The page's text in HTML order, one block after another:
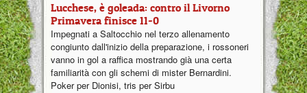
Lucchese, è goleada: contro il Livorno
Primavera finisce 11-0
Impegnati a Saltocchio nel terzo allenamento
congiunto dall'inizio della preparazione, i rossoneri
vanno in gol a raffica mostrando già una certa
familiarità con gli schemi di mister Bernardini.
Poker per Dionisi, tris per Sirbu